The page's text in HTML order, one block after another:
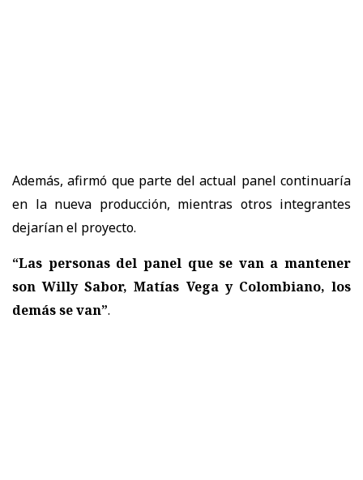
Además, afirmó que parte del actual panel continuaría
en la nueva producción, mientras otros integrantes
dejarían el proyecto.
“Las personas del panel que se van a mantener
son Willy Sabor, Matías Vega y Colombiano, los
demás se van”.